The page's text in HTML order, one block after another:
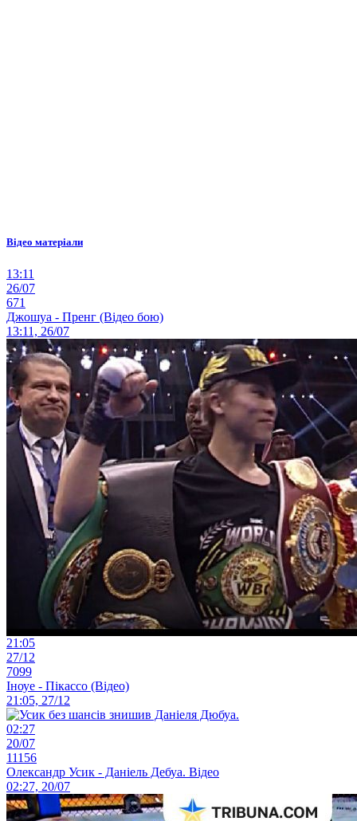
Відео матеріали
13:11
26/07
671
Джошуа - Пренг (Відео бою)
13:11, 26/07
21:05
27/12
7099
Іноуе - Пікассо (Відео)
21:05, 27/12
02:27
20/07
11156
Олександр Усик - Даніель Дебуа. Відео
02:27, 20/07